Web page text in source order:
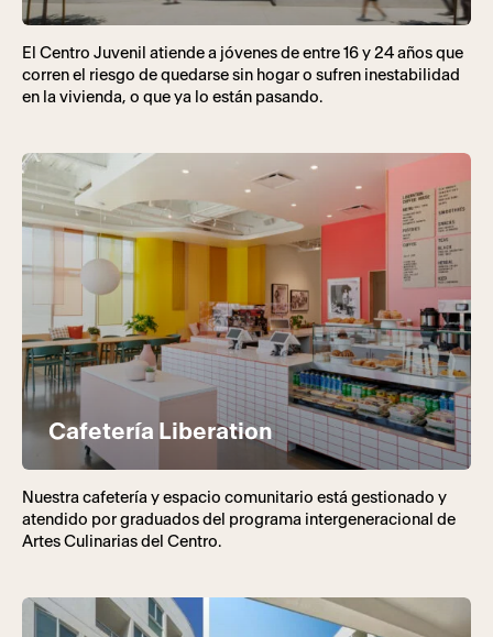
El Centro Juvenil atiende a jóvenes de entre 16 y 24 años que
corren el riesgo de quedarse sin hogar o sufren inestabilidad
en la vivienda, o que ya lo están pasando.
Cafetería Liberation
Nuestra cafetería y espacio comunitario está gestionado y
atendido por graduados del programa intergeneracional de
Artes Culinarias del Centro.